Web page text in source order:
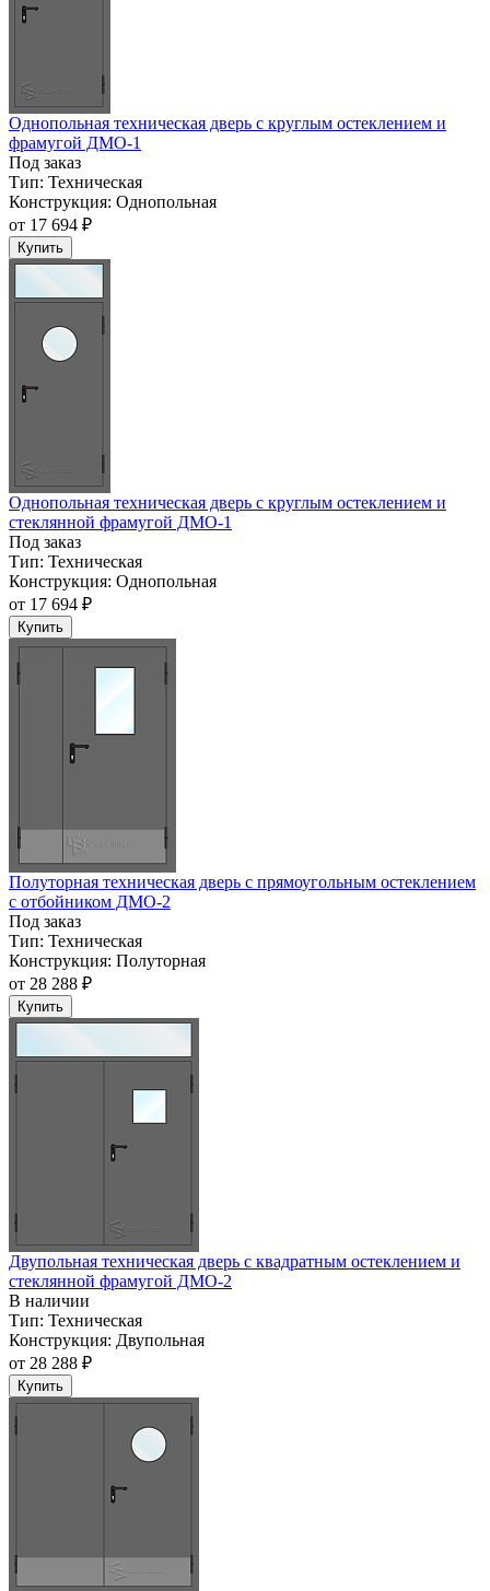
Однопольная техническая дверь с круглым остеклением и
фрамугой ДМО-1
Под заказ
Тип: Техническая
Конструкция: Однопольная
от 17 694 ₽
Купить
Однопольная техническая дверь с круглым остеклением и
стеклянной фрамугой ДМО-1
Под заказ
Тип: Техническая
Конструкция: Однопольная
от 17 694 ₽
Купить
Полуторная техническая дверь с прямоугольным остеклением
с отбойником ДМО-2
Под заказ
Тип: Техническая
Конструкция: Полуторная
от 28 288 ₽
Купить
Двупольная техническая дверь c квадратным остеклением и
стеклянной фрамугой ДМО-2
В наличии
Тип: Техническая
Конструкция: Двупольная
от 28 288 ₽
Купить